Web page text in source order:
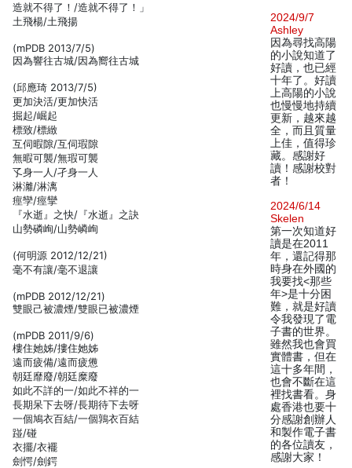
造就不得了！/造就不得了！」
土飛楊/土飛揚
(mPDB 2013/7/5)
因為響往古城/因為嚮往古城
(邱應琦 2013/7/5)
更加決活/更加快活
掘起/崛起
標致/標緻
互伺暇隙/互伺瑕隙
無暇可襲/無瑕可襲
孓身一人/孑身一人
淋灕/淋漓
痙孿/痙攣
『水逝』之快/『水逝』之訣
山勢磷峋/山勢嶙峋
(何明源 2012/12/21)
毫不有讓/毫不退讓
(mPDB 2012/12/21)
雙眼己被濃煙/雙眼已被濃煙
(mPDB 2011/9/6)
樓住她姊/摟住她姊
遠而疲備/遠而疲憊
朝廷靡廢/朝廷糜廢
如此不詳的一/如此不祥的一
長期呆下去呀/長期待下去呀
一個鳩衣百結/一個鶉衣百結
踫/碰
衣擺/衣襬
劍愕/劍鍔
2024/9/7
Ashley
因為尋找高陽
的小說知道了
好讀，也已經
十年了。好讀
上高陽的小說
也慢慢地持續
更新，越來越
全，而且質量
上佳，值得珍
藏。感謝好
讀！感謝校對
者！
2024/6/14
Skelen
第一次知道好
讀是在2011
年，還記得那
時身在外國的
我要找<那些
年>是十分困
難，就是好讀
令我發現了電
子書的世界。
雖然我也會買
實體書，但在
這十多年間，
也會不斷在這
裡找書看。身
處香港也要十
分感謝創辦人
和製作電子書
的各位讀友，
感謝大家！